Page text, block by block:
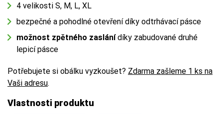
4 velikosti S, M, L, XL
bezpečné a pohodlné otevření díky odtrhávací pásce
možnost zpětného zaslánídíky zabudované druhé
lepicí pásce
Potřebujete si obálku vyzkoušet? Zdarma zašleme 1 ks na
Vaši adresu.
Vlastnosti produktu